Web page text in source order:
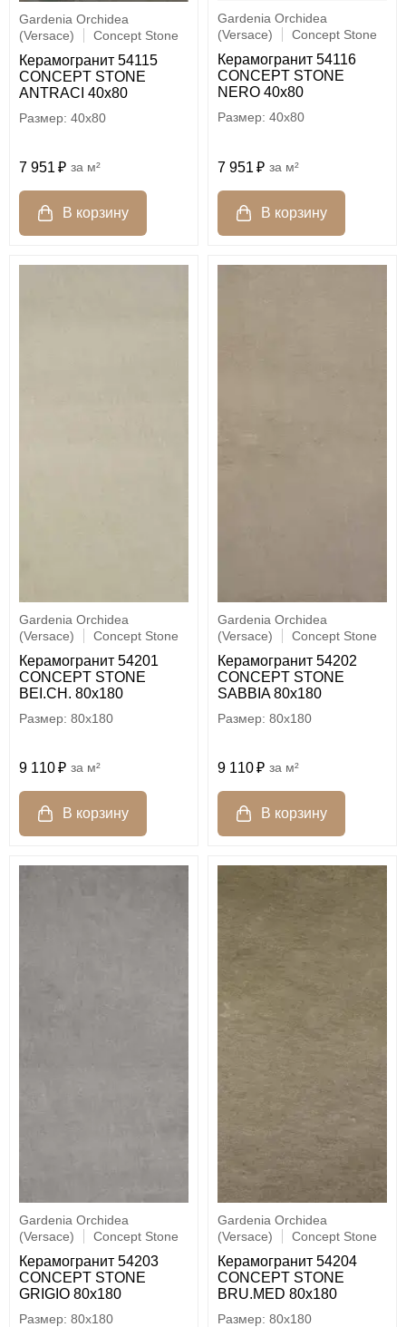
Gardenia Orchidea
(Versace)
Concept Stone
Керамогранит 54115
CONCEPT STONE
ANTRACI 40x80
40x80
7 951 м²
Gardenia Orchidea
(Versace)
Concept Stone
Керамогранит 54116
CONCEPT STONE
NERO 40x80
40x80
7 951 м²
Gardenia Orchidea
(Versace)
Concept Stone
Керамогранит 54201
CONCEPT STONE
BEI.CH. 80x180
80x180
9 110 м²
Gardenia Orchidea
(Versace)
Concept Stone
Керамогранит 54202
CONCEPT STONE
SABBIA 80x180
80x180
9 110 м²
Gardenia Orchidea
(Versace)
Concept Stone
Керамогранит 54203
CONCEPT STONE
GRIGIO 80x180
80x180
Gardenia Orchidea
(Versace)
Concept Stone
Керамогранит 54204
CONCEPT STONE
BRU.MED 80x180
80x180